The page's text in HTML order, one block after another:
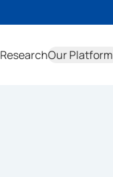
ResearchOur Platform